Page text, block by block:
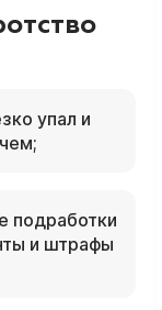
упал и
подработки
и штрафы